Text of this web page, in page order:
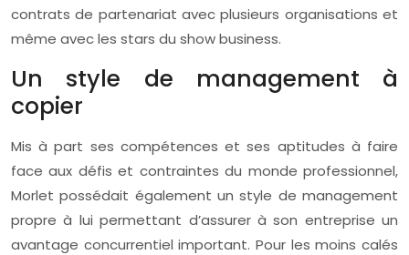
contrats de partenariat avec plusieurs organisations et
même avec les stars du show business.
Un style de management à
copier
Mis à part ses compétences et ses aptitudes à faire
face aux défis et contraintes du monde professionnel,
Morlet possédait également un style de management
propre à lui permettant d’assurer à son entreprise un
avantage concurrentiel important. Pour les moins calés